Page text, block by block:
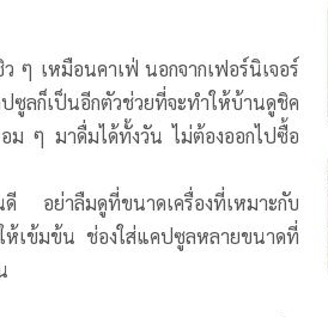
ๆ เหมือนคาเฟ่ นอกจากเฟอร์นิเจอร์
ลก็เป็นอีกตัวช่วยที่จะทำให้บ้านดูชิค
ม ๆ มาดื่มได้ทั้งวัน ไม่ต้องออกไปซื้อ
ดี อย่าลืมดูที่ขนาดเครื่องที่เหมาะกับ
ห้เข้มข้น ช่องใส่แคปซูลหลายขนาดที่